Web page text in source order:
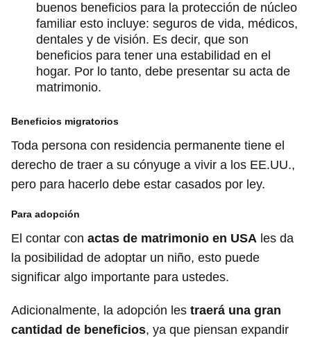
buenos beneficios para la protección de núcleo
familiar esto incluye: seguros de vida, médicos,
dentales y de visión. Es decir, que son
beneficios para tener una estabilidad en el
hogar. Por lo tanto, debe presentar su acta de
matrimonio.
Beneficios migratorios
Toda persona con residencia permanente tiene el
derecho de traer a su cónyuge a vivir a los EE.UU.,
pero para hacerlo debe estar casados por ley.
Para adopción
El contar con actas de matrimonio en USA les da
la posibilidad de adoptar un niño, esto puede
significar algo importante para ustedes.
Adicionalmente, la adopción les traerá una gran
cantidad de beneficios, ya que piensan expandir